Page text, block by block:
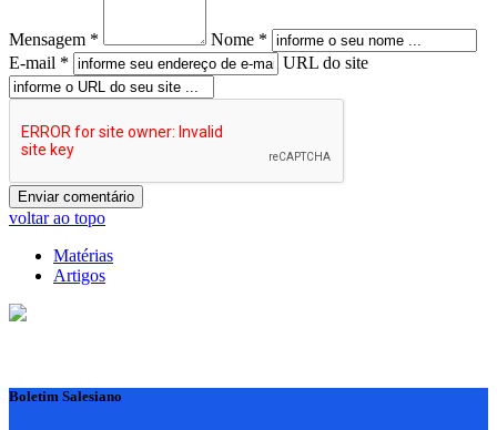
Mensagem *
Nome *
E-mail *
URL do site
voltar ao topo
Matérias
Artigos
Boletim Salesiano